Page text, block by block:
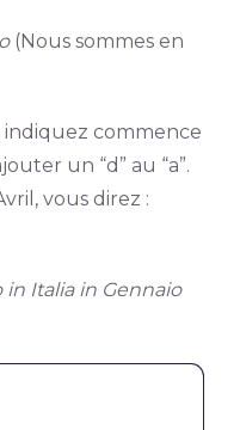
(Nous sommes en
indiquez commence
un “d” au “a”.
vous direz :
in Italia in Gennaio